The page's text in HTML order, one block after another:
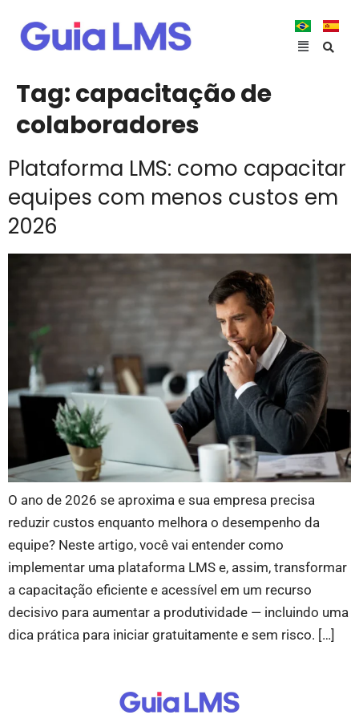
Tag:capacitação de
colaboradores
Plataforma LMS: como capacitar
equipes com menos custos em
2026
O ano de 2026 se aproxima e sua empresa precisa
reduzir custos enquanto melhora o desempenho da
equipe? Neste artigo, você vai entender como
implementar uma plataforma LMS e, assim, transformar
a capacitação eficiente e acessível em um recurso
decisivo para aumentar a produtividade — incluindo uma
dica prática para iniciar gratuitamente e sem risco. […]